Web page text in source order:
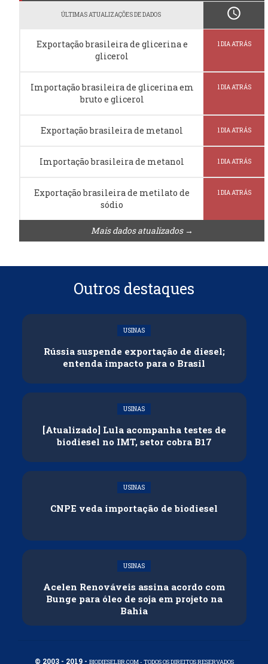
ÚLTIMAS ATUALIZAÇÕES DE DADOS schedule
Exportação brasileira de glicerina e
glicerol
1 DIA ATRÁS
Importação brasileira de glicerina em
bruto e glicerol
1 DIA ATRÁS
Exportação brasileira de metanol 1 DIA ATRÁS
Importação brasileira de metanol 1 DIA ATRÁS
Exportação brasileira de metilato de
sódio
1 DIA ATRÁS
Mais dados atualizados →
Outros destaques
USINAS
Rússia suspende exportação de diesel;
entenda impacto para o Brasil
USINAS
[Atualizado] Lula acompanha testes de
biodiesel no IMT, setor cobra B17
USINAS
CNPE veda importação de biodiesel
USINAS
Acelen Renováveis assina acordo com
Bunge para óleo de soja em projeto na
Bahia
© 2003 - 2019 - BIODIESELBR.COM - TODOS OS DIREITOS RESERVADOS